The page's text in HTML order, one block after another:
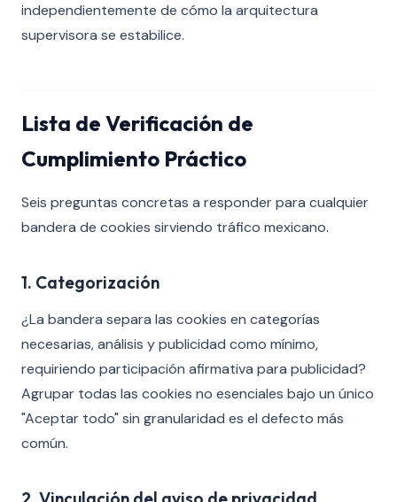
independientemente de cómo la arquitectura
supervisora se estabilice.
Lista de Verificación de
Cumplimiento Práctico
Seis preguntas concretas a responder para cualquier
bandera de cookies sirviendo tráfico mexicano.
1. Categorización
¿La bandera separa las cookies en categorías
necesarias, análisis y publicidad como mínimo,
requiriendo participación afirmativa para publicidad?
Agrupar todas las cookies no esenciales bajo un único
"Aceptar todo" sin granularidad es el defecto más
común.